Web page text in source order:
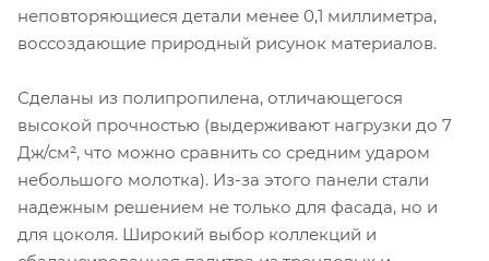
неповторяющиеся детали менее 0,1 миллиметра,
воссоздающие природный рисунок материалов.
Сделаны из полипропилена, отличающегося
высокой прочностью (выдерживают нагрузки до 7
Дж/см², что можно сравнить со средним ударом
небольшого молотка). Из-за этого панели стали
надежным решением не только для фасада, но и
для цоколя. Широкий выбор коллекций и